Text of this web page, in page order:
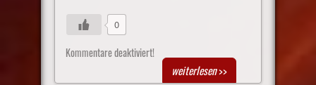
0
Kommentare deaktiviert!
weiterlesen>>